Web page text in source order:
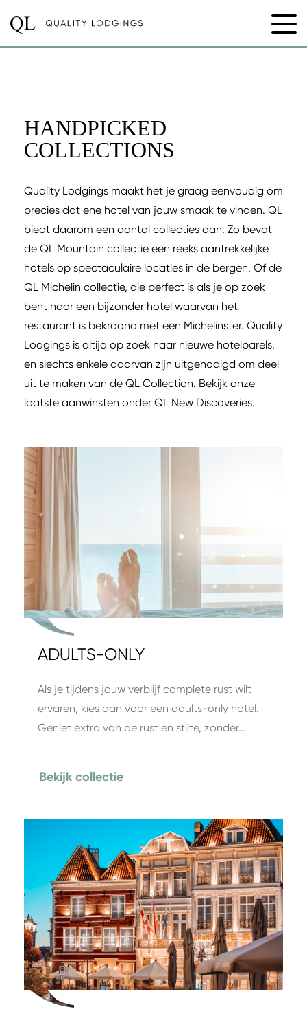
HANDPICKED
COLLECTIONS
Quality Lodgings maakt het je graag eenvoudig om
precies dat ene hotel van jouw smaak te vinden. QL
biedt daarom een aantal collecties aan. Zo bevat
de QL Mountain collectie een reeks aantrekkelijke
hotels op spectaculaire locaties in de bergen. Of de
QL Michelin collectie, die perfect is als je op zoek
bent naar een bijzonder hotel waarvan het
restaurant is bekroond met een Michelinster. Quality
Lodgings is altijd op zoek naar nieuwe hotelparels,
en slechts enkele daarvan zijn uitgenodigd om deel
uit te maken van de QL Collection. Bekijk onze
laatste aanwinsten onder QL New Discoveries.
ADULTS-ONLY
Als je tijdens jouw verblijf complete rust wilt
ervaren, kies dan voor een adults-only hotel.
Geniet extra van de rust en stilte, zonder…
Bekijk collectie